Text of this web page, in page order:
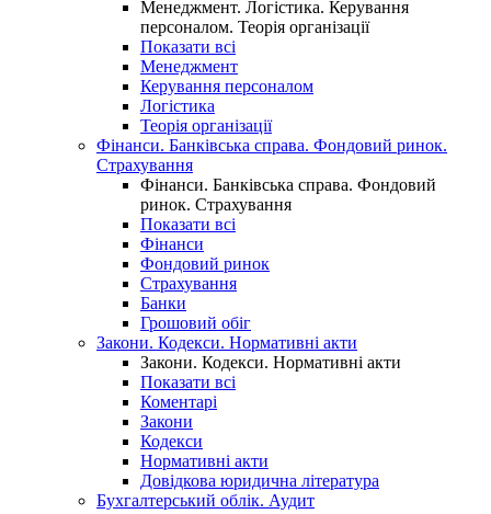
Менеджмент. Логістика. Керування
персоналом. Теорія організації
Показати всі
Менеджмент
Керування персоналом
Логістика
Теорія організації
Фінанси. Банківська справа. Фондовий ринок.
Страхування
Фінанси. Банківська справа. Фондовий
ринок. Страхування
Показати всі
Фінанси
Фондовий ринок
Страхування
Банки
Грошовий обіг
Закони. Кодекси. Нормативні акти
Закони. Кодекси. Нормативні акти
Показати всі
Коментарі
Закони
Кодекси
Нормативні акти
Довідкова юридична література
Бухгалтерський облік. Аудит